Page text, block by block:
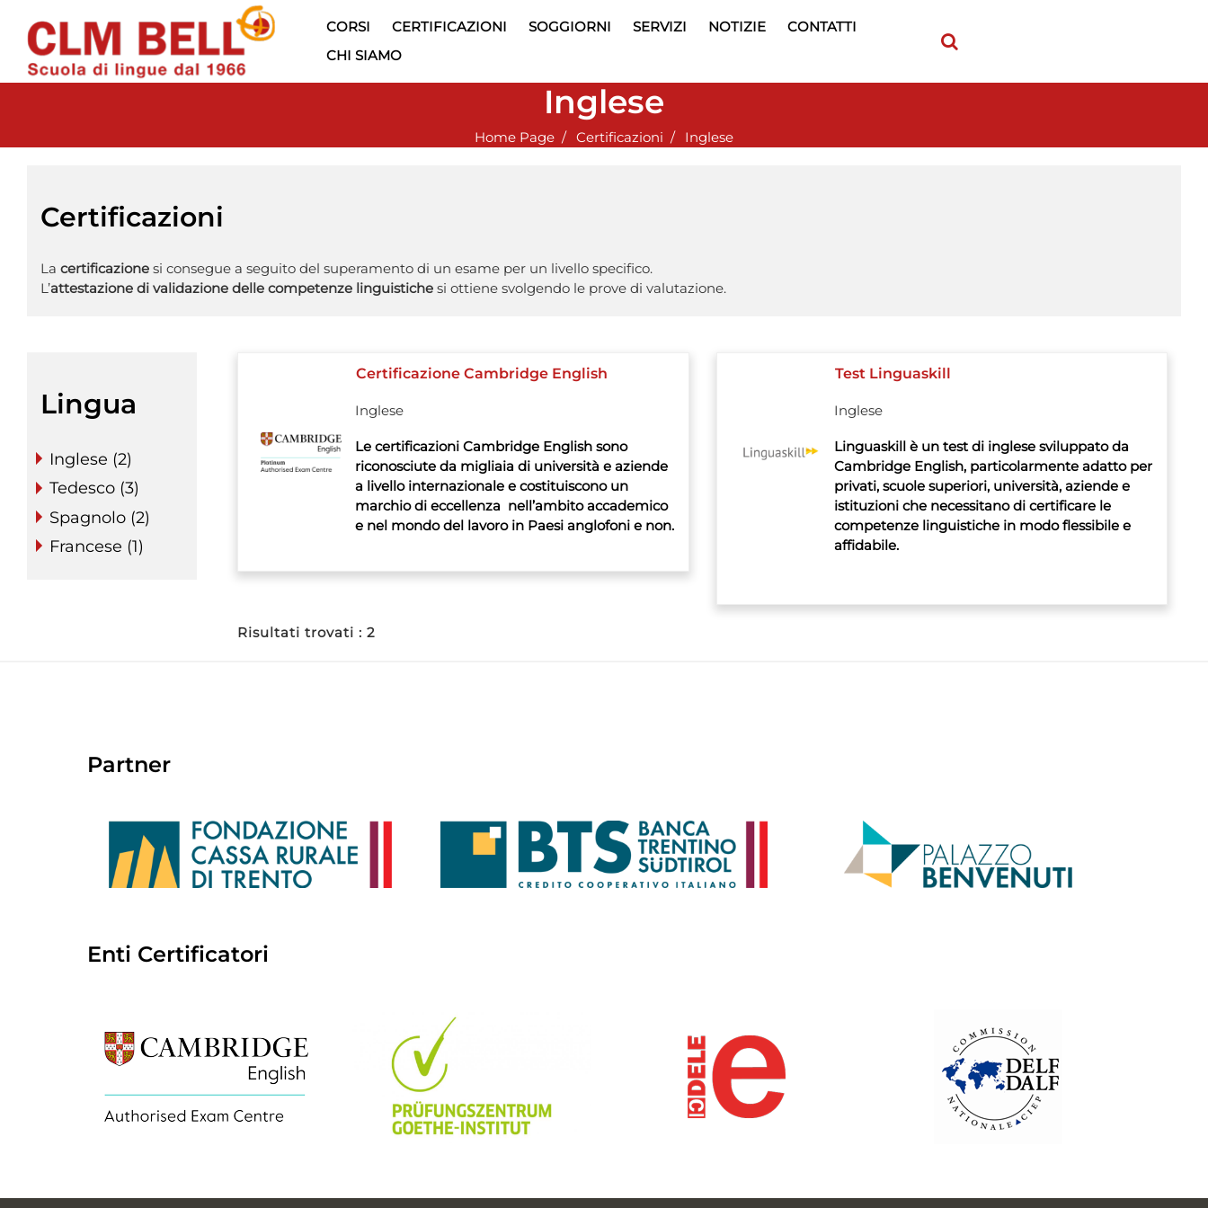
CORSI CERTIFICAZIONI SOGGIORNI SERVIZI NOTIZIE
CONTATTI
CHI SIAMO
Inglese
Home Page Certificazioni Inglese
Certificazioni
La certificazione si consegue a seguito del superamento di un esame per un livello specifico.
L’attestazione di validazione delle competenze linguistiche si ottiene svolgendo le prove di valutazione.
Lingua
Inglese (2)
Tedesco (3)
Spagnolo (2)
Francese (1)
Certificazione Cambridge English
Inglese
Le certificazioni Cambridge English sono
riconosciute da migliaia di università e aziende
a livello internazionale e costituiscono un
marchio di eccellenza nell’ambito accademico
e nel mondo del lavoro in Paesi anglofoni e non.
Test Linguaskill
Inglese
Linguaskillè un test di inglese sviluppato da
Cambridge English, particolarmente adatto per
privati, scuole superiori, università, aziende e
istituzioni che necessitano di certificare le
competenze linguistiche in modo flessibile e
affidabile.
Risultati trovati : 2
Partner
Enti Certificatori